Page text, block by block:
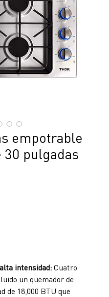
empotrable
pulgadas
intensidad: Cuatro
un quemador de
de 18,000 BTU que